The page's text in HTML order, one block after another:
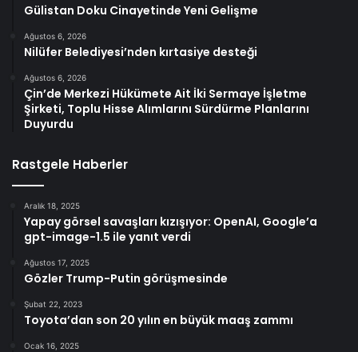
Gülistan Doku Cinayetinde Yeni Gelişme
Ağustos 6, 2026
Nilüfer Belediyesi’nden kırtasiye desteği
Ağustos 6, 2026
Çin’de Merkezi Hükümete Ait İki Sermaye İşletme
Şirketi, Toplu Hisse Alımlarını Sürdürme Planlarını
Duyurdu
Rastgele Haberler
Aralık 18, 2025
Yapay görsel savaşları kızışıyor: OpenAI, Google’a
gpt-image-1.5 ile yanıt verdi
Ağustos 17, 2025
Gözler Trump-Putin görüşmesinde
Şubat 22, 2023
Toyota’dan son 20 yılın en büyük maaş zammı
Ocak 16, 2025